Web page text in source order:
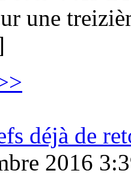
une
déjà de
2016